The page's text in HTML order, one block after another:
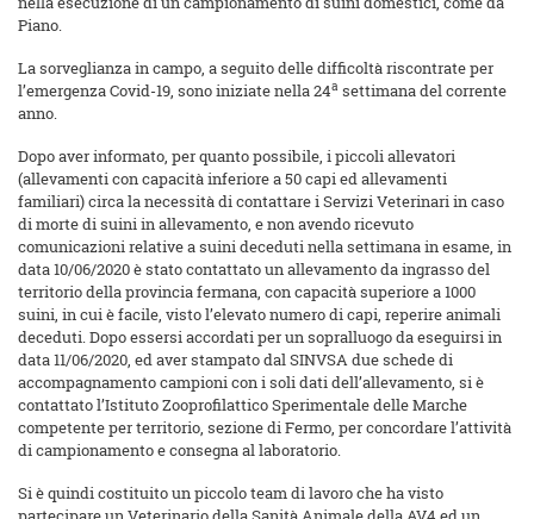
Piano.
La sorveglianza in campo, a seguito delle difficoltà riscontrate per
l’emergenza Covid-19, sono iniziate nella 24a settimana del corrente
anno.
Dopo aver informato, per quanto possibile, i piccoli allevatori
(allevamenti con capacità inferiore a 50 capi ed allevamenti
familiari) circa la necessità di contattare i Servizi Veterinari in caso
di morte di suini in allevamento, e non avendo ricevuto
comunicazioni relative a suini deceduti nella settimana in esame, in
data 10/06/2020 è stato contattato un allevamento da ingrasso del
territorio della provincia fermana, con capacità superiore a 1000
suini, in cui è facile, visto l’elevato numero di capi, reperire animali
deceduti. Dopo essersi accordati per un sopralluogo da eseguirsi in
data 11/06/2020, ed aver stampato dal SINVSA due schede di
accompagnamento campioni con i soli dati dell’allevamento, si è
contattato l’Istituto Zooprofilattico Sperimentale delle Marche
competente per territorio, sezione di Fermo, per concordare l’attività
di campionamento e consegna al laboratorio.
Si è quindi costituito un piccolo team di lavoro che ha visto